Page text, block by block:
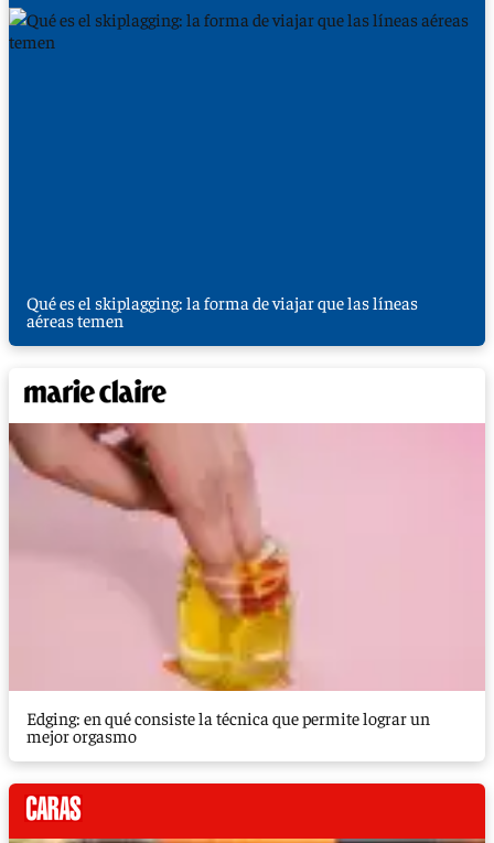
Qué es el skiplagging: la forma de viajar que las líneas
aéreas temen
Edging: en qué consiste la técnica que permite lograr un
mejor orgasmo